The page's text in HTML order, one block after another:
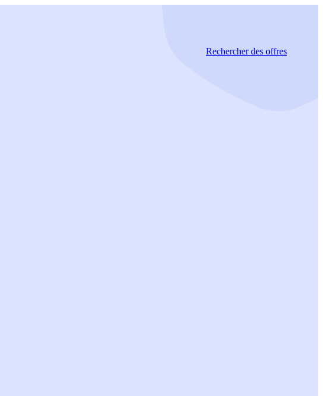
Rechercherdes offres